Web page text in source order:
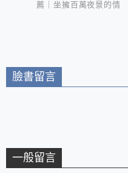
薦｜坐擁百萬夜景的情
臉書留言
一般留言